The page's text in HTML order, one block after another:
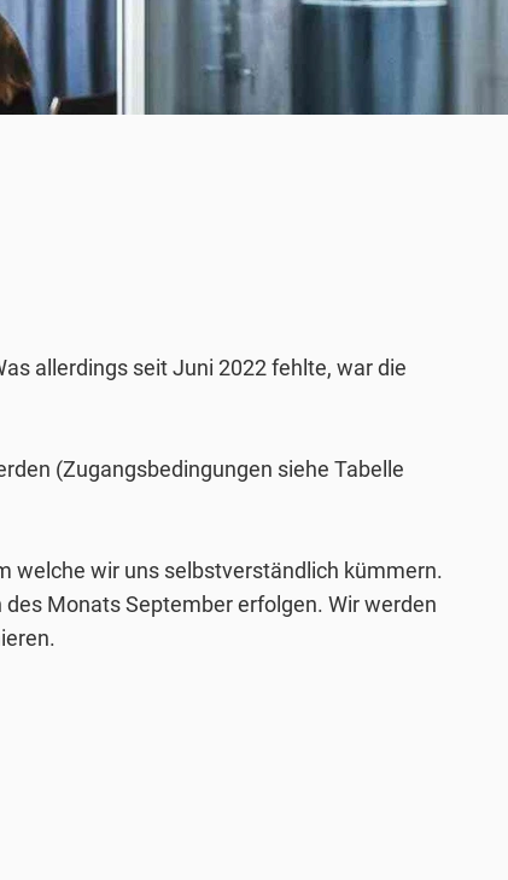
allerdings seit Juni 2022 fehlte, war die
(Zugangsbedingungen siehe Tabelle
welche wir uns selbstverständlich kümmern.
Monats September erfolgen. Wir werden